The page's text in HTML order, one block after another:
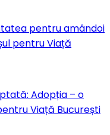
pentru amândoi
pentru Viață
Adopția – o
Viață București